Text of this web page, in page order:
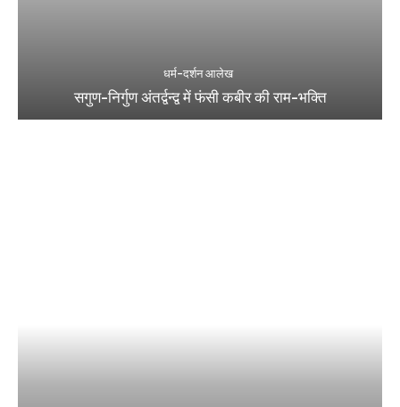
धर्म-दर्शन आलेख
सगुण-निर्गुण अंतर्द्वन्द्व में फंसी कबीर की राम-भक्ति